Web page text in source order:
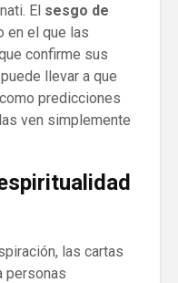
El sesgo de
en el que las
confirme sus
llevar a que
predicciones
ven simplemente
las cartas
personas